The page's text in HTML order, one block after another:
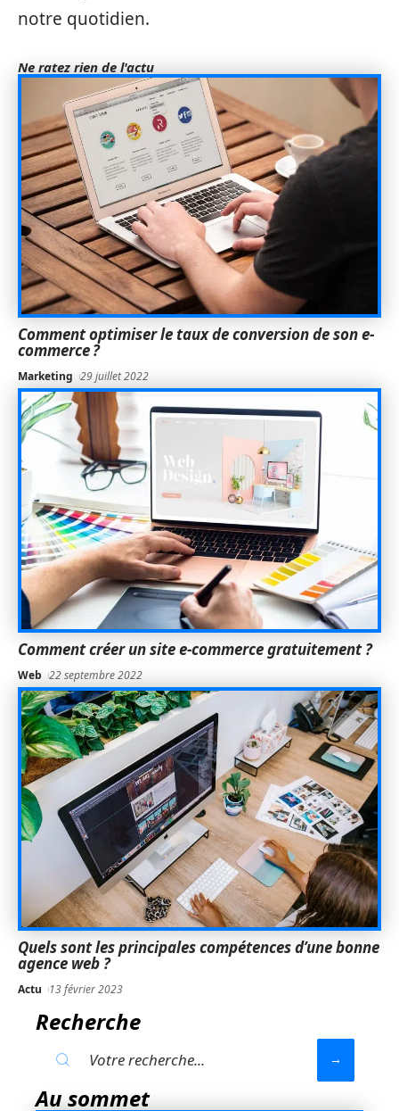
notre quotidien.
Ne ratez rien de l'actu
Comment optimiser le taux de conversion de son e-
commerce ?
Marketing 29 juillet 2022
Comment créer un site e-commerce gratuitement ?
Web 22 septembre 2022
Quels sont les principales compétences d’une bonne
agence web ?
Actu 13 février 2023
Recherche
Au sommet